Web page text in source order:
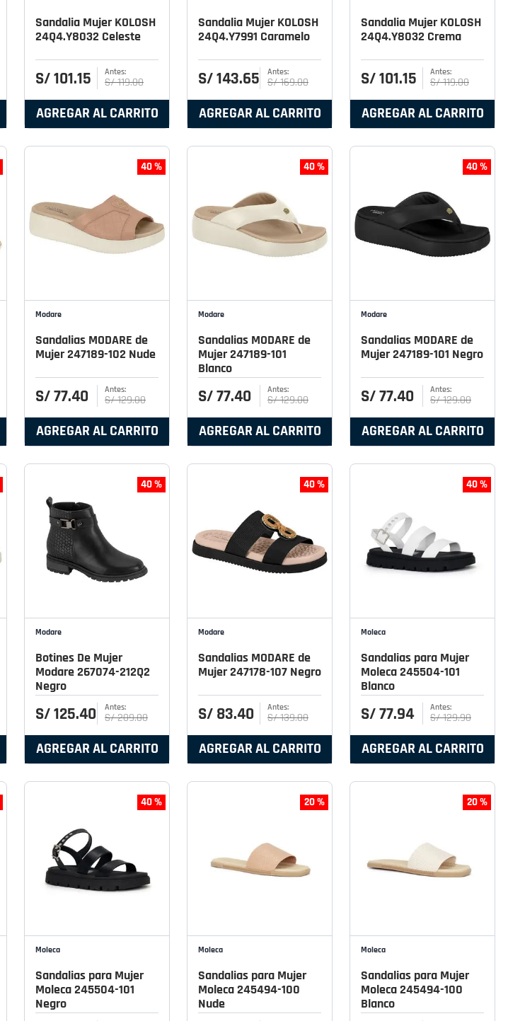
Sandalia Mujer KOLOSH
24Q4.Y8032 Celeste
S/101.15 S/119.00
AGREGAR AL CARRITO
Sandalia Mujer KOLOSH
24Q4.Y7991 Caramelo
S/143.65 S/169.00
AGREGAR AL CARRITO
Sandalia Mujer KOLOSH
24Q4.Y8032 Crema
S/101.15 S/119.00
AGREGAR AL CARRITO
40 %
Modare
Sandalias MODARE de
Mujer 247189-102 Nude
S/77.40 S/129.00
AGREGAR AL CARRITO
40 %
Modare
Sandalias MODARE de
Mujer 247189-101
Blanco
S/77.40 S/129.00
AGREGAR AL CARRITO
40 %
Modare
Sandalias MODARE de
Mujer 247189-101 Negro
S/77.40 S/129.00
AGREGAR AL CARRITO
40 %
Modare
Botines De Mujer
Modare 267074-212Q2
Negro
S/125.40 S/209.00
AGREGAR AL CARRITO
40 %
Modare
Sandalias MODARE de
Mujer 247178-107 Negro
S/ 83.40 S/139.00
AGREGAR AL CARRITO
40 %
Moleca
Sandalias para Mujer
Moleca 245504-101
Blanco
S/77.94 S/129.90
AGREGAR AL CARRITO
40 %
Moleca
Sandalias para Mujer
Moleca 245504-101
Negro
20 %
Moleca
Sandalias para Mujer
Moleca 245494-100
Nude
20 %
Moleca
Sandalias para Mujer
Moleca 245494-100
Blanco